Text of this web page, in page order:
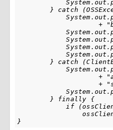
} catch
+
} catch
+
+
        } finally {
if
}